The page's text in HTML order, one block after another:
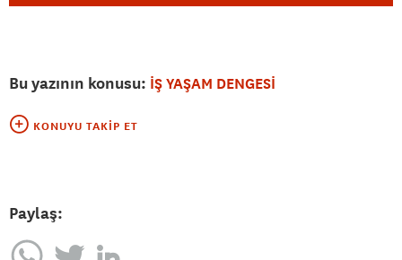
Bu yazının konusu: İŞ YAŞAM DENGESİ
KONUYU TAKIP ET
Paylaş: